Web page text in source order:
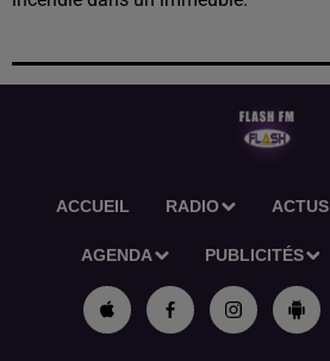
ACCUEIL RADIO ACTUS
AGENDA PUBLICITÉS